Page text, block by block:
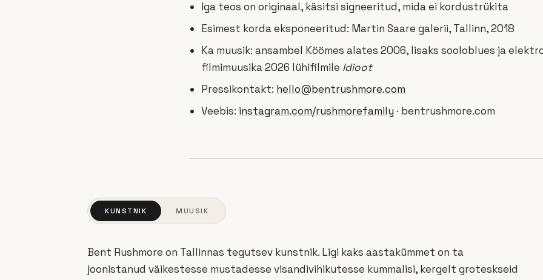
Iga teos on originaal, käsitsi signeeritud, mida ei kordustrükita
Esimest korda eksponeeritud: Martin Saare galerii, Tallinn, 2018
Ka muusik: ansambel Köömes alates 2006, lisaks sooloblues ja
filmimuusika 2026 lühifilmile Idioot
Pressikontakt: hello@bentrushmore.com
Veebis: instagram.com/rushmorefamily · bentrushmore.com
KUNSTNIK MUUSIK
Bent Rushmore on Tallinnas tegutsev kunstnik. Ligi kaks aastakümmet on ta
joonistanud väikestesse mustadesse visandivihikutesse kummalisi, kergelt groteskseid